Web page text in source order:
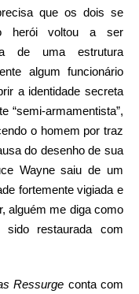
que os dois se
herói voltou a ser
de uma estrutura
algum funcionário
a identidade secreta
“semi-armamentista”,
o homem por traz
do desenho de sua
Wayne saiu de um
fortemente vigiada e
alguém me diga como
restaurada com
Ressurge conta com